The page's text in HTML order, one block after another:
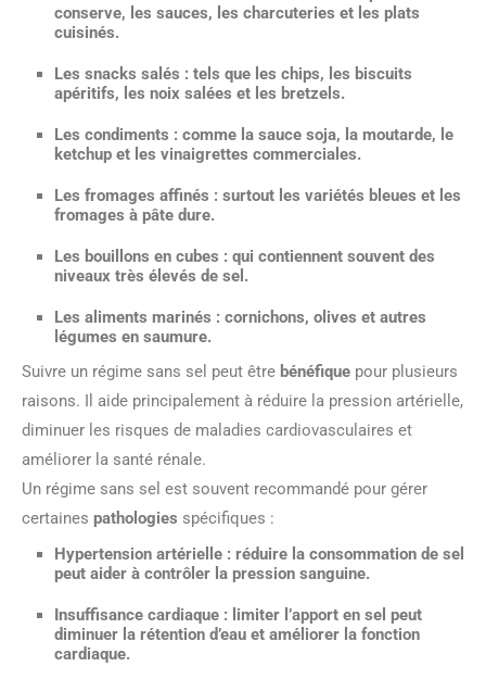
conserve, les sauces, les charcuteries et les plats
cuisinés.
Les snacks salés : tels que les chips, les biscuits
apéritifs, les noix salées et les bretzels.
Les condiments : comme la sauce soja, la moutarde, le
ketchup et les vinaigrettes commerciales.
Les fromages affinés : surtout les variétés bleues et les
fromages à pâte dure.
Les bouillons en cubes : qui contiennent souvent des
niveaux très élevés de sel.
Les aliments marinés : cornichons, olives et autres
légumes en saumure.
Suivre un régime sans sel peut être bénéfique pour plusieurs
raisons. Il aide principalement à réduire la pression artérielle,
diminuer les risques de maladies cardiovasculaires et
améliorer la santé rénale.
Un régime sans sel est souvent recommandé pour gérer
certaines pathologies spécifiques :
Hypertension artérielle : réduire la consommation de sel
peut aider à contrôler la pression sanguine.
Insuffisance cardiaque : limiter l’apport en sel peut
diminuer la rétention d’eau et améliorer la fonction
cardiaque.